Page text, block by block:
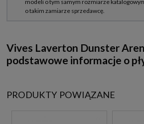
Vives Laverton Dunster
podstawowe informacje o
PRODUKTY POWIĄZANE